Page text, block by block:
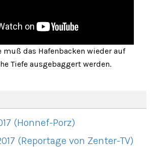
muß das Hafenbacken wieder auf
Tiefe ausgebaggert werden.
(Honnef-Porz)
(Reportage von Zenter-TV)